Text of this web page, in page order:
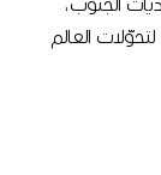
الجنوب،
العالم